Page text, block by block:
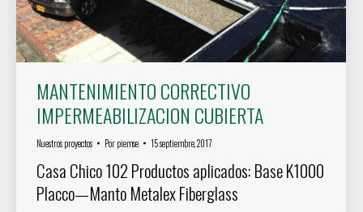
MANTENIMIENTO CORRECTIVO
IMPERMEABILIZACION CUBIERTA
Nuestros proyectos Porpiemse 15 septiembre, 2017
Casa Chico 102 Productos aplicados: Base K1000
Placco—Manto Metalex Fiberglass